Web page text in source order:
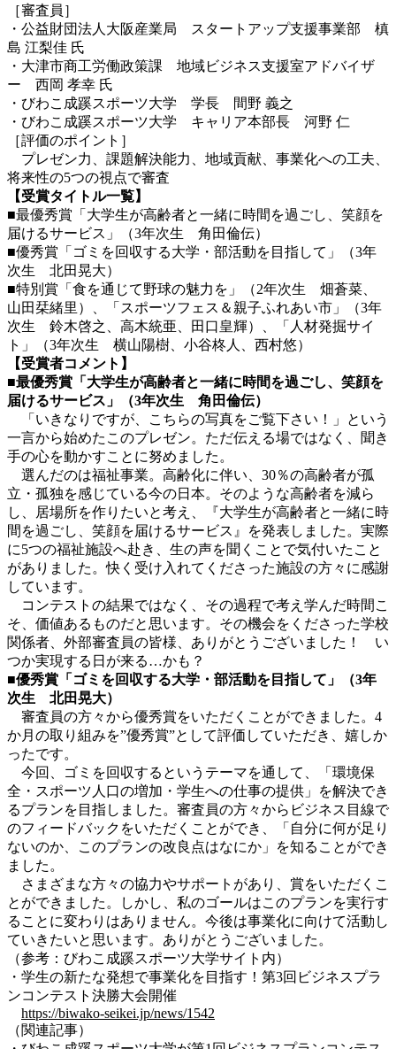
［審査員］
・公益財団法人大阪産業局 スタートアップ支援事業部 槙
島 江梨佳 氏
・大津市商工労働政策課 地域ビジネス支援室アドバイザ
ー 西岡 孝幸 氏
・びわこ成蹊スポーツ大学 学長 間野 義之
・びわこ成蹊スポーツ大学 キャリア本部長 河野 仁
［評価のポイント］
プレゼン力、課題解決能力、地域貢献、事業化への工夫、
将来性の5つの視点で審査
【受賞タイトル一覧】
■最優秀賞「大学生が高齢者と一緒に時間を過ごし、笑顔を
届けるサービス」（3年次生 角田倫伝）
■優秀賞「ゴミを回収する大学・部活動を目指して」（3年
次生 北田晃大）
■特別賞「食を通じて野球の魅力を」（2年次生 畑蒼菜、
山田栞緒里）、「スポーツフェス＆親子ふれあい市」（3年
次生 鈴木啓之、高木統亜、田口皇輝）、「人材発掘サイ
ト」（3年次生 横山陽樹、小谷柊人、西村悠）
【受賞者コメント】
■最優秀賞「大学生が高齢者と一緒に時間を過ごし、笑顔を
届けるサービス」（3年次生 角田倫伝）
「いきなりですが、こちらの写真をご覧下さい！」という
一言から始めたこのプレゼン。ただ伝える場ではなく、聞き
手の心を動かすことに努めました。
選んだのは福祉事業。高齢化に伴い、30％の高齢者が孤
立・孤独を感じている今の日本。そのような高齢者を減ら
し、居場所を作りたいと考え、『大学生が高齢者と一緒に時
間を過ごし、笑顔を届けるサービス』を発表しました。実際
に5つの福祉施設へ赴き、生の声を聞くことで気付いたこと
がありました。快く受け入れてくださった施設の方々に感謝
しています。
コンテストの結果ではなく、その過程で考え学んだ時間こ
そ、価値あるものだと思います。その機会をくださった学校
関係者、外部審査員の皆様、ありがとうございました！ い
つか実現する日が来る…かも？
■優秀賞「ゴミを回収する大学・部活動を目指して」（3年
次生 北田晃大）
審査員の方々から優秀賞をいただくことができました。4
か月の取り組みを”優秀賞”として評価していただき、嬉しか
ったです。
今回、ゴミを回収するというテーマを通して、「環境保
全・スポーツ人口の増加・学生への仕事の提供」を解決でき
るプランを目指しました。審査員の方々からビジネス目線で
のフィードバックをいただくことができ、「自分に何が足り
ないのか、このプランの改良点はなにか」を知ることができ
ました。
さまざまな方々の協力やサポートがあり、賞をいただくこ
とができました。しかし、私のゴールはこのプランを実行す
ることに変わりはありません。今後は事業化に向けて活動し
ていきたいと思います。ありがとうございました。
（参考：びわこ成蹊スポーツ大学サイト内）
・学生の新たな発想で事業化を目指す！第3回ビジネスプラ
ンコンテスト決勝大会開催
https://biwako-seikei.jp/news/1542
（関連記事）